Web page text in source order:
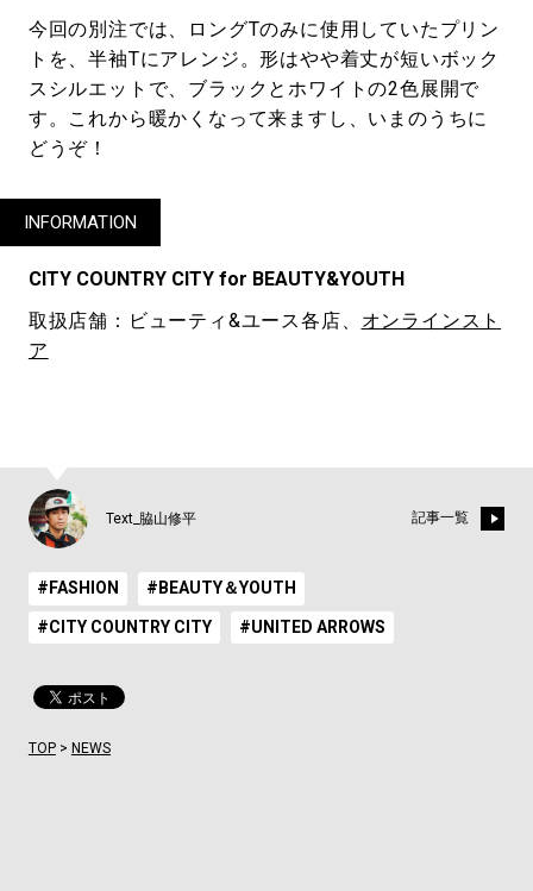
今回の別注では、ロングTのみに使用していたプリン
トを、半袖Tにアレンジ。形はやや着丈が短いボック
スシルエットで、ブラックとホワイトの2色展開で
す。これから暖かくなって来ますし、いまのうちに
どうぞ！
INFORMATION
CITY COUNTRY CITY for BEAUTY&YOUTH
取扱店舗：ビューティ&ユース各店、 オンラインスト
ア
Text_脇山修平 記事一覧
#FASHION #BEAUTY＆YOUTH
#CITY COUNTRY CITY #UNITED ARROWS
TOP> NEWS